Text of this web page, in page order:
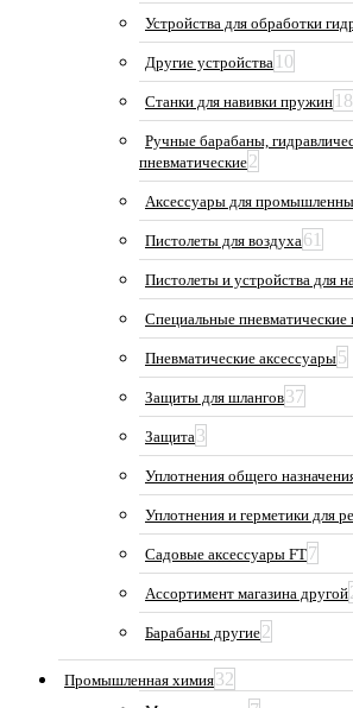
Устройства для обработки
Другие устройства 10
Станки для навивки пружин 18
Ручные барабаны,
пневматические2
Аксессуары для
Пистолеты для воздуха61
Пистолеты и устройства для
Специальные пневматические
Пневматические аксессуары5
Защиты для шлангов37
Защита3
Уплотнения общего
Уплотнения и герметики для
Садовые аксессуары FT7
Ассортимент магазина другой
Барабаны другие2
Промышленная химия32